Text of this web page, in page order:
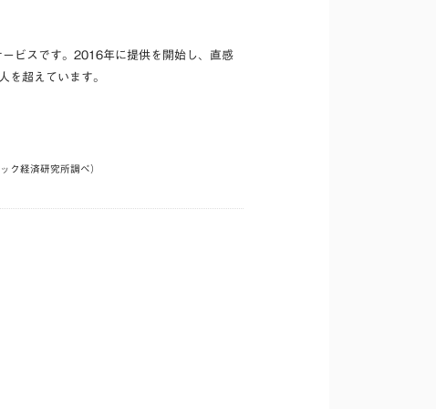
ビスです。2016年に提供を開始し、直感
を超えています。
ク経済研究所調べ）